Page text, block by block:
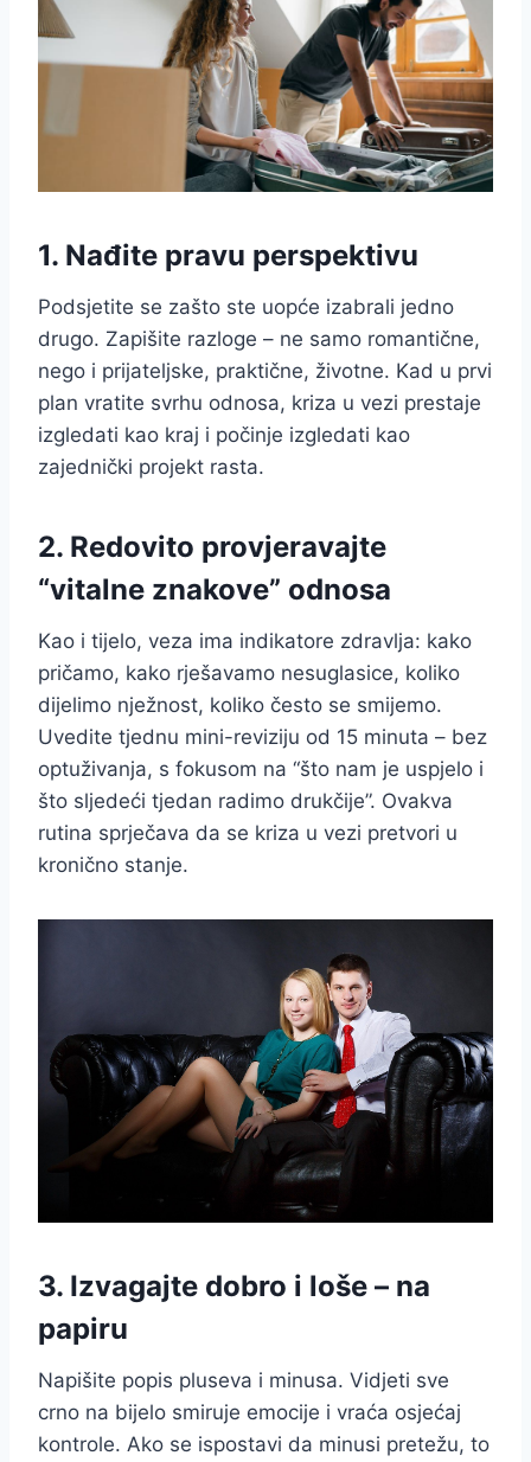
1. Nađite pravu perspektivu
Podsjetite se zašto ste uopće izabrali jedno
drugo. Zapišite razloge – ne samo romantične,
nego i prijateljske, praktične, životne. Kad u prvi
plan vratite svrhu odnosa, kriza u vezi prestaje
izgledati kao kraj i počinje izgledati kao
zajednički projekt rasta.
2. Redovito provjeravajte
“vitalne znakove” odnosa
Kao i tijelo, veza ima indikatore zdravlja: kako
pričamo, kako rješavamo nesuglasice, koliko
dijelimo nježnost, koliko često se smijemo.
Uvedite tjednu mini-reviziju od 15 minuta – bez
optuživanja, s fokusom na “što nam je uspjelo i
što sljedeći tjedan radimo drukčije”. Ovakva
rutina sprječava da se kriza u vezi pretvori u
kronično stanje.
3. Izvagajte dobro i loše – na
papiru
Napišite popis pluseva i minusa. Vidjeti sve
crno na bijelo smiruje emocije i vraća osjećaj
kontrole. Ako se ispostavi da minusi pretežu, to